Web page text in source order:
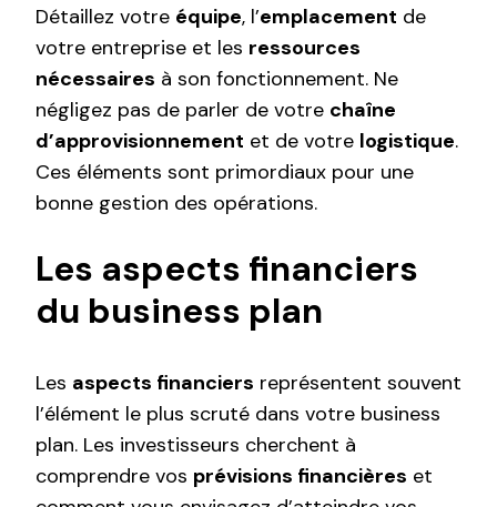
Détaillez votre équipe, l’emplacement de
votre entreprise et les ressources
nécessaires à son fonctionnement. Ne
négligez pas de parler de votre chaîne
d’approvisionnement et de votre logistique.
Ces éléments sont primordiaux pour une
bonne gestion des opérations.
Les aspects financiers
du business plan
Les aspects financiers représentent souvent
l’élément le plus scruté dans votre business
plan. Les investisseurs cherchent à
comprendre vos prévisions financières et